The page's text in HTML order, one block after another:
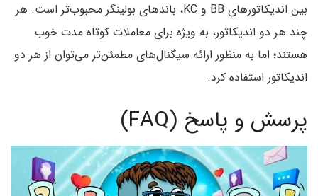
بین اندیکاتورهای BB و‌ KC، باندهای بولینگر محبوب‌تر است. هر
چند هر دو اندیکاتور، به ویژه برای معاملات کوتاه مدت خوب
هستند؛ اما به منظور ارائه سیگنال‌های مطمئن‌تر می‌توان از هر دو
اندیکاتور استفاده کرد.
پرسش و پاسخ (FAQ)